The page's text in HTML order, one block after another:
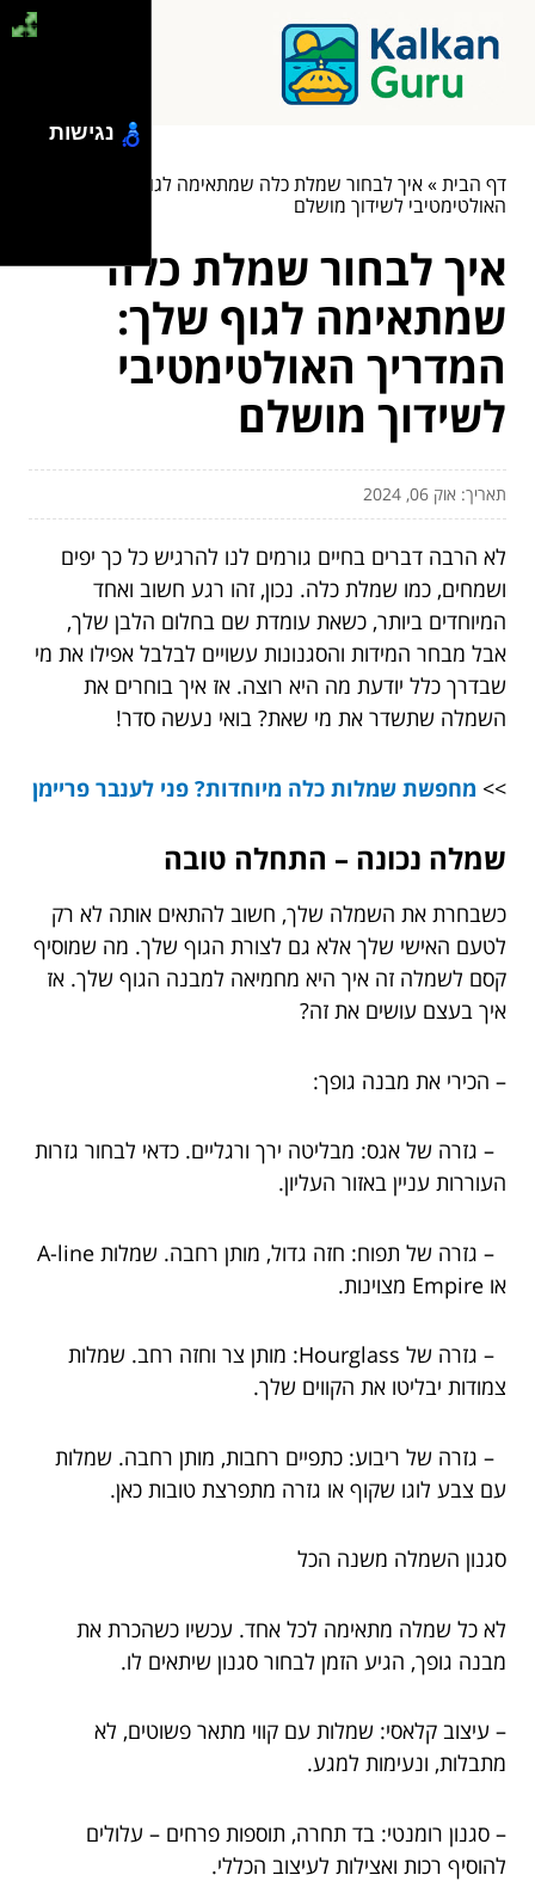
דף הבית»איך לבחור שמלת כלה שמתאימה לגוף שלך: המדריך
האולטימטיבי לשידוך מושלם
איך לבחור שמלת כלה
שמתאימה לגוף שלך:
המדריך האולטימטיבי
לשידוך מושלם
תאריך: אוק 06, 2024
לא הרבה דברים בחיים גורמים לנו להרגיש כל כך יפים
ושמחים, כמו שמלת כלה. נכון, זהו רגע חשוב ואחד
המיוחדים ביותר, כשאת עומדת שם בחלום הלבן שלך,
אבל מבחר המידות והסגנונות עשויים לבלבל אפילו את מי
שבדרך כלל יודעת מה היא רוצה. אז איך בוחרים את
השמלה שתשדר את מי שאת? בואי נעשה סדר!
>> מחפשת שמלות כלה מיוחדות? פני לענבר פריימן
שמלה נכונה – התחלה טובה
כשבחרת את השמלה שלך, חשוב להתאים אותה לא רק
לטעם האישי שלך אלא גם לצורת הגוף שלך. מה שמוסיף
קסם לשמלה זה איך היא מחמיאה למבנה הגוף שלך. אז
איך בעצם עושים את זה?
– הכירי את מבנה גופך:
– גזרה של אגס: מבליטה ירך ורגליים. כדאי לבחור גזרות
העוררות עניין באזור העליון.
– גזרה של תפוח: חזה גדול, מותן רחבה. שמלות A-line
או Empire מצוינות.
– גזרה של Hourglass: מותן צר וחזה רחב. שמלות
צמודות יבליטו את הקווים שלך.
– גזרה של ריבוע: כתפיים רחבות, מותן רחבה. שמלות
עם צבע לוגו שקוף או גזרה מתפרצת טובות כאן.
סגנון השמלה משנה הכל
לא כל שמלה מתאימה לכל אחד. עכשיו כשהכרת את
מבנה גופך, הגיע הזמן לבחור סגנון שיתאים לו.
– עיצוב קלאסי: שמלות עם קווי מתאר פשוטים, לא
מתבלות, ונעימות למגע.
– סגנון רומנטי: בד תחרה, תוספות פרחים – עלולים
להוסיף רכות ואצילות לעיצוב הכללי.
נגישות